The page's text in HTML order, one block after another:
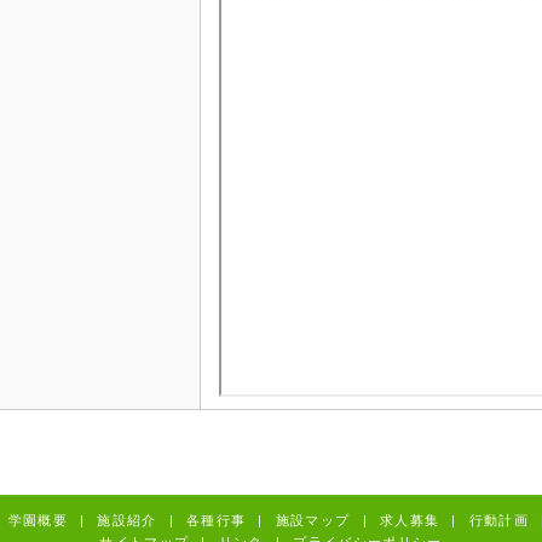
学園概要 | 施設紹介 | 各種行事 | 施設マップ | 求人募集 | 行動計画